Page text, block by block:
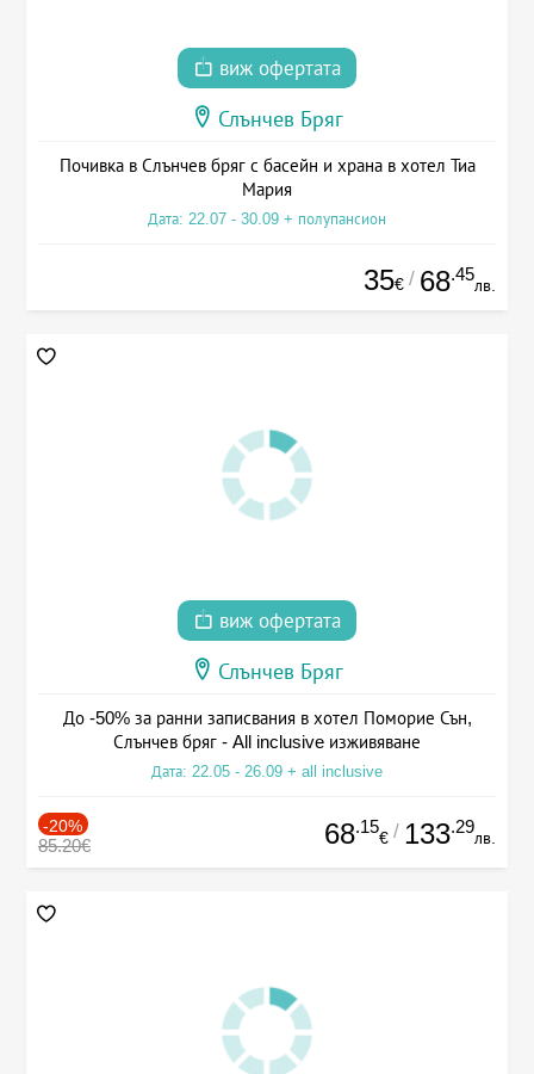
виж офертата
Слънчев Бряг
Почивка в Слънчев бряг с басейн и храна в хотел Тиа
Мария
Дата: 22.07 - 30.09 + полупансион
35€ / 68.45
лв.
виж офертата
Слънчев Бряг
До -50% за ранни записвания в хотел Поморие Сън,
Слънчев бряг - All inclusive изживяване
Дата: 22.05 - 26.09 + all inclusive
-20%
85.20€ 68.15
€ / 133.29
лв.